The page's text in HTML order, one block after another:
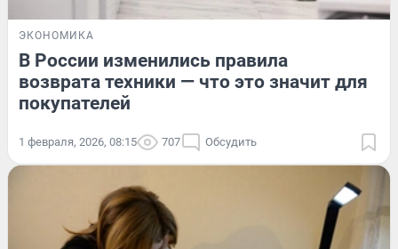
ЭКОНОМИКА
В России изменились правила
возврата техники — что это значит для
покупателей
1 февраля, 2026, 08:15 707 Обсудить